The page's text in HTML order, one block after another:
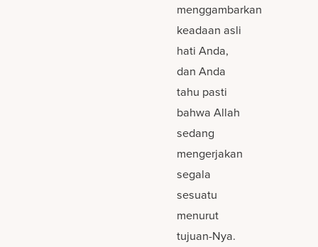
menggambarkan
keadaan asli
hati Anda,
dan Anda
tahu pasti
bahwa Allah
sedang
mengerjakan
segala
sesuatu
menurut
tujuan-Nya.